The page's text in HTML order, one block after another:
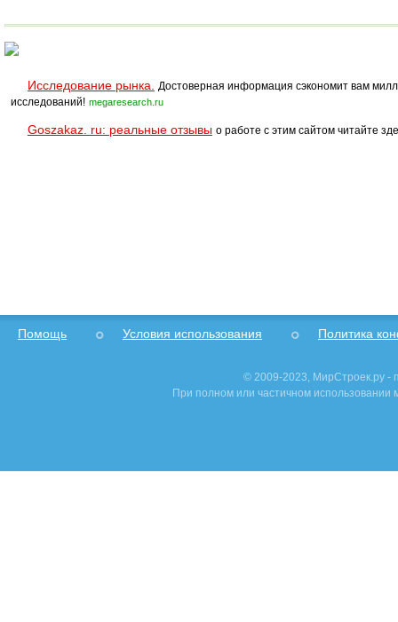
Исследование рынка.
Достоверная информация сэкономит вам
исследований! megaresearch.ru
Goszakaz. ru: реальные отзывы о работе с этим сайтом читайте
Помощь Условия использования Политика
© 2009-2023, МирСтроек.ру -
При полном или частичном использовании